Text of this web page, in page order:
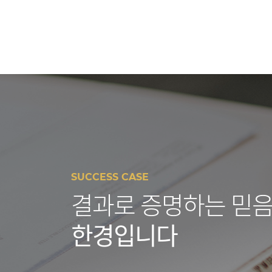
SUCCESS CASE
결과로 증명하는 믿
한경입니다